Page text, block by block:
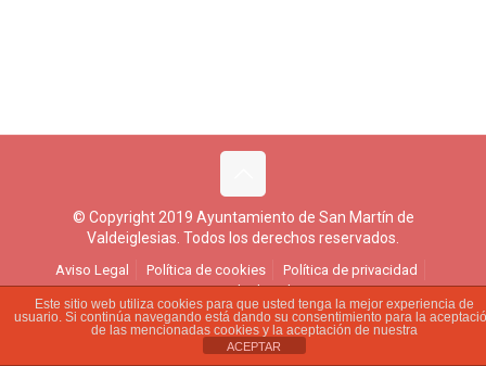
© Copyright 2019 Ayuntamiento de San Martín de
Valdeiglesias. Todos los derechos reservados.
Aviso Legal Política de cookies
Política de privacidad
Ejercicio de derechos
Este sitio web utiliza cookies para que usted tenga la mejor experiencia de
usuario. Si continúa navegando está dando su consentimiento para la
de las mencionadas cookies y la aceptación de nuestra
ACEPTAR